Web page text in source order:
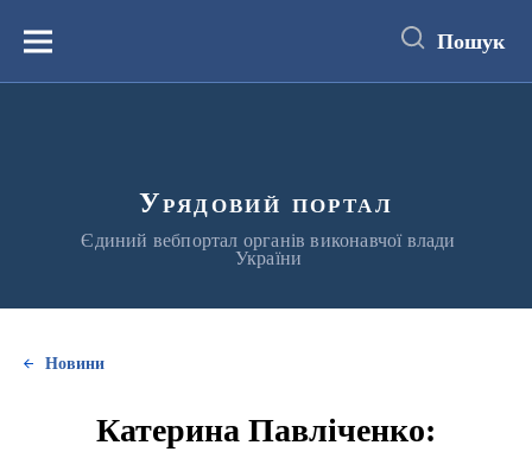
вмістуМеню Пошук
Урядовий портал
Єдиний вебпортал органів виконавчої влади
України
Новини
Катерина Павліченко: